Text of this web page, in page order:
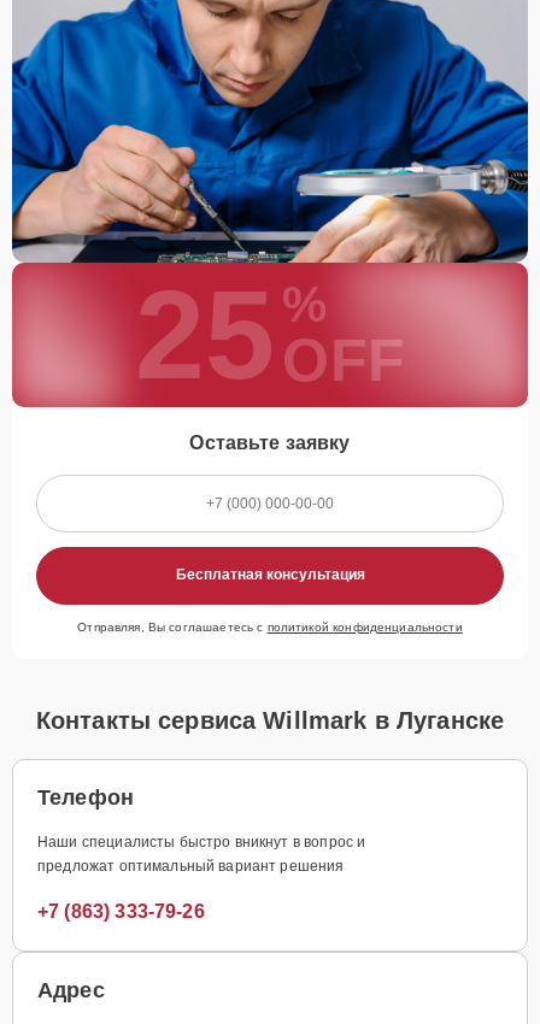
25 %
OFF
Оставьте заявку
Бесплатная консультация
Отправляя, Вы соглашаетесь с политикой конфиденциальности
Контакты сервиса Willmark в Луганске
Телефон
Наши специалисты быстро вникнут в вопрос и
предложат оптимальный вариант решения
+7 (863) 333-79-26
Адрес